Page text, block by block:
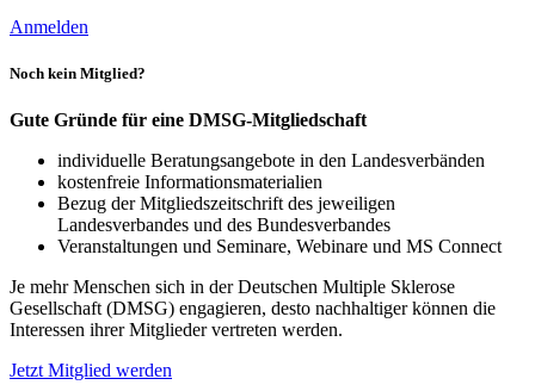
Anmelden
Noch kein Mitglied?
Gute Gründe für eine DMSG-Mitgliedschaft
individuelle Beratungsangebote in den Landesverbänden
kostenfreie Informationsmaterialien
Bezug der Mitgliedszeitschrift des jeweiligen
Landesverbandes und des Bundesverbandes
Veranstaltungen und Seminare, Webinare und MS Connect
Je mehr Menschen sich in der Deutschen Multiple Sklerose
Gesellschaft (DMSG) engagieren, desto nachhaltiger können die
Interessen ihrer Mitglieder vertreten werden.
Jetzt Mitglied werden